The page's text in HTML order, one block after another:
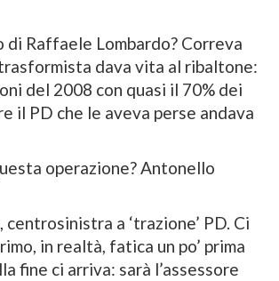
Raffaele Lombardo? Correva
dava vita al ribaltone:
del 2008 con quasi il 70% dei
il PD che le aveva perse andava
operazione? Antonello
a ‘trazione’ PD. Ci
in realtà, fatica un po’ prima
fine ci arriva: sarà l’assessore